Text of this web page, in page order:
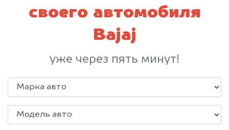
своего автомобиля
Bajaj
уже через пять минут!